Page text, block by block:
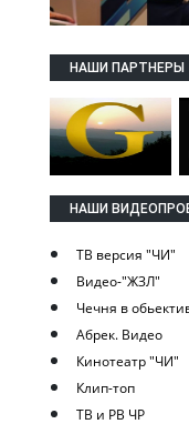
НАШИ ПАРТНЕРЫ
НАШИ
ТВ версия "ЧИ"
Видео-"ЖЗЛ"
Чечня в
Абрек. Видео
Кинотеатр "ЧИ"
Клип-топ
ТВ и РВ ЧР